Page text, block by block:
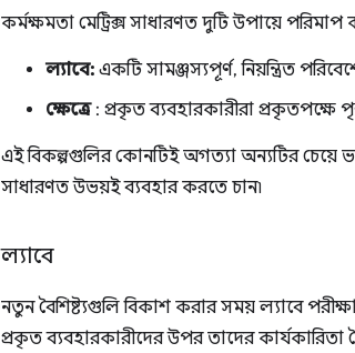
কর্মক্ষমতা মেট্রিক্স সাধারণত দুটি উপায়ে পরিমাপ
ল্যাবে: একটি সামঞ্জস্যপূর্ণ, নিয়ন্ত্রিত
ক্ষেত্রে: প্রকৃত ব্যবহারকারীরা প্রকৃতপক্ষে
এই বিকল্পগুলির কোনটিই অগত্যা অন্যটির চেয়ে
সাধারণত উভয়ই ব্যবহার করতে চান৷
ল্যাবে
নতুন বৈশিষ্ট্যগুলি বিকাশ করার সময় ল্যাবে
প্রকৃত ব্যবহারকারীদের উপর তাদের কার্যকারিতা